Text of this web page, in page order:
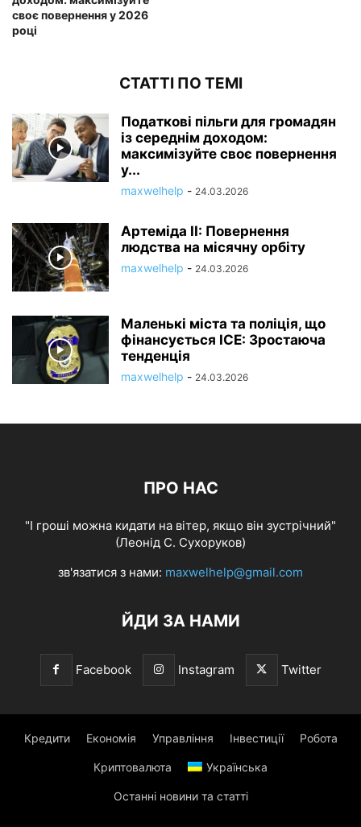
своє повернення у 2026
році
СТАТТІ ПО ТЕМІ
Податкові пільги для громадян
із середнім доходом:
максимізуйте своє повернення
у...
maxwelhelp - 24.03.2026
Артеміда II: Повернення
людства на місячну орбіту
maxwelhelp - 24.03.2026
Маленькі міста та поліція, що
фінансується ICE: Зростаюча
тенденція
maxwelhelp - 24.03.2026
ПРО НАС
"І гроші можна кидати на вітер, якщо він зустрічний"
(Леонід С. Сухоруков)
зв'язатися з нами: maxwelhelp@gmail.com
ЙДИ ЗА НАМИ
Facebook Instagram Twitter
Кредити Економія Управління Інвестиції Робота
Криптовалюта Українська
Останні новини та статті